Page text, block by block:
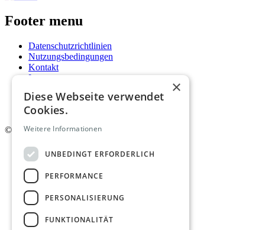
Footer menu
Datenschutzrichtlinien
Nutzungsbedingungen
Kontakt
Impressum
AGB
Newsletter
© 2026. Alle Rechte vorbehalten.
×
Diese Webseite verwendet
Cookies.
Weitere Informationen
UNBEDINGT ERFORDERLICH
PERFORMANCE
PERSONALISIERUNG
FUNKTIONALITÄT